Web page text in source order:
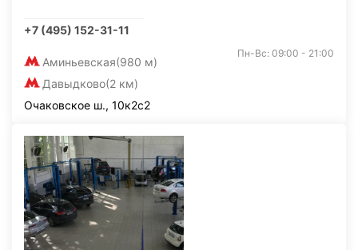
+7 (495) 152-31-11
Аминьевская(980 м)
Давыдково(2 км)
Пн-Вс: 09:00 - 21:00
Очаковское ш., 10к2с2